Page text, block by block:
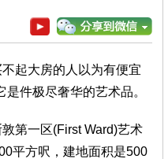
起大房的人以为有便宜
件极尽奢华的艺术品。
第一区(First Ward)艺术
平方呎，建地面积是500